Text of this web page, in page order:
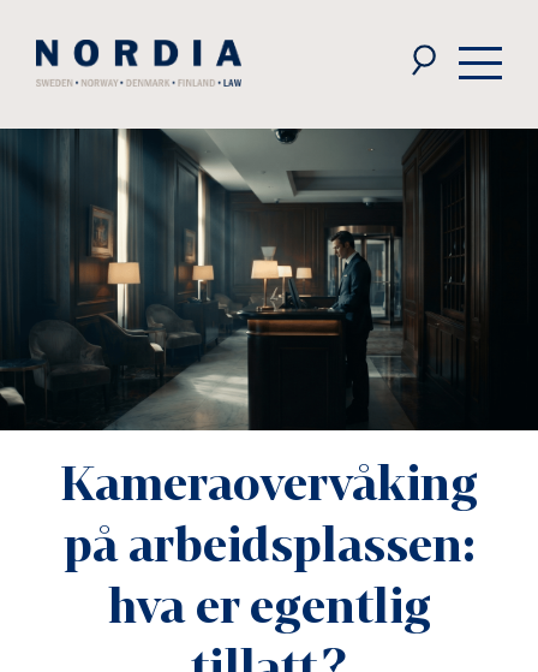
Law
Kameraovervåking
på arbeidsplassen:
hva er egentlig